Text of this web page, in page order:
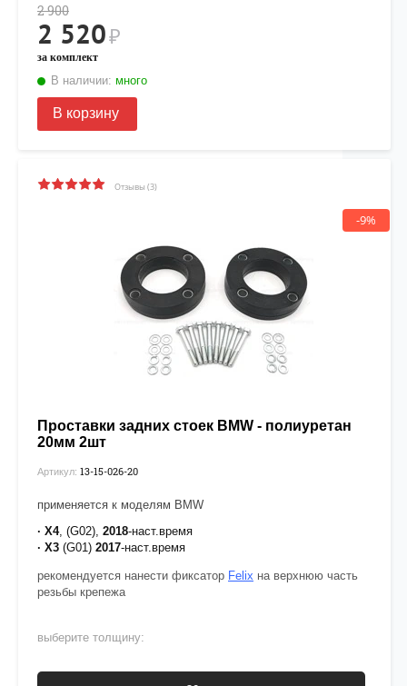
2 900
2 520₽
за комплект
В наличии: много
В корзину
Отзывы (3)
-9%
Проставки задних стоек BMW - полиуретан
20мм 2шт
Артикул: 13-15-026-20
применяется к моделям BMW
· X4, (G02), 2018-наст.время
· X3 (G01) 2017-наст.время
рекомендуется нанести фиксатор Felix на верхнюю часть
резьбы крепежа
выберите толщину: